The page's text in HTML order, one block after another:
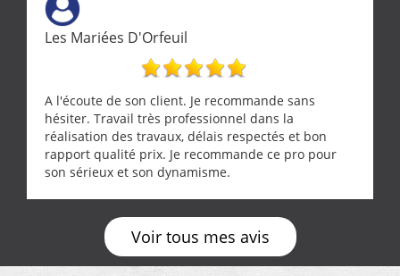
Les Mariées D'Orfeuil
A l'écoute de son client. Je recommande sans
hésiter. Travail très professionnel dans la
réalisation des travaux, délais respectés et bon
rapport qualité prix. Je recommande ce pro pour
son sérieux et son dynamisme.
Voir tous mes avis